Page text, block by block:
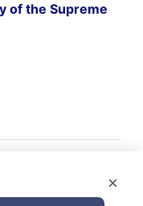
of the Supreme
UKMTO
Iranian
on UAE
×